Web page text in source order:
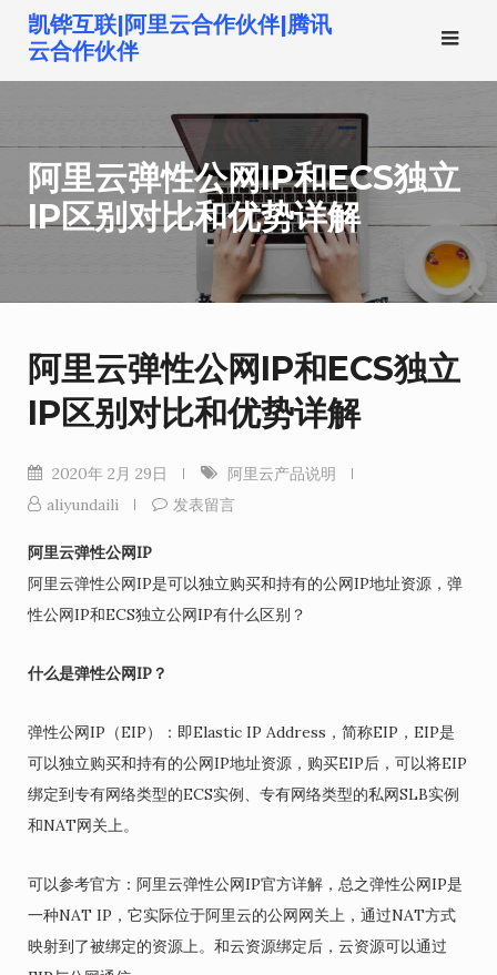
到
凯铧互联|阿里云合作伙伴|腾讯
云合作伙伴
阿里云弹性公网IP和ECS独立
IP区别对比和优势详解
阿里云弹性公网IP和ECS独立
IP区别对比和优势详解
2020年 2月 29日
阿里云产品说明
aliyundaili
发表留言
阿里云弹性公网IP
阿里云弹性公网IP是可以独立购买和持有的公网IP地址资源，弹
性公网IP和ECS独立公网IP有什么区别？
什么是弹性公网IP？
弹性公网IP（EIP）：即Elastic IP Address，简称EIP，EIP是
可以独立购买和持有的公网IP地址资源，购买EIP后，可以将EIP
绑定到专有网络类型的ECS实例、专有网络类型的私网SLB实例
和NAT网关上。
可以参考官方：阿里云弹性公网IP官方详解，总之弹性公网IP是
一种NAT IP，它实际位于阿里云的公网网关上，通过NAT方式
映射到了被绑定的资源上。和云资源绑定后，云资源可以通过